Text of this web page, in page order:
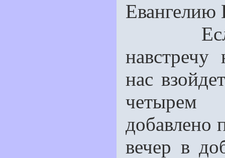
Евангелию
Если
нас
четырем
добавлено
вечер в